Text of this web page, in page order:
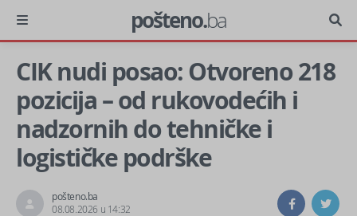
pošteno.ba
CIK nudi posao: Otvoreno 218
pozicija – od rukovodećih i
nadzornih do tehničke i
logističke podrške
pošteno.ba
08.08.2026 u 14:32